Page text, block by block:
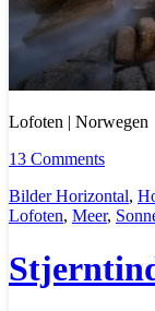
Lofoten | Norwegen
13 Comments
Bilder Horizontal,
Lofoten, Meer,